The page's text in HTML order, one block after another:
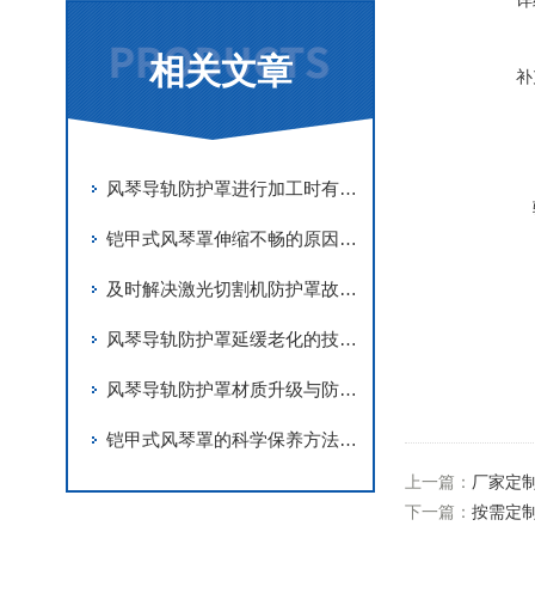
相关文章
风琴导轨防护罩进行加工时有哪些要求
铠甲式风琴罩伸缩不畅的原因有哪些？
及时解决激光切割机防护罩故障是实现长期稳定防护的关键
风琴导轨防护罩延缓老化的技术手段
风琴导轨防护罩材质升级与防护优化
铠甲式风琴罩的科学保养方法分享
上一篇： 厂家定
下一篇： 按需定